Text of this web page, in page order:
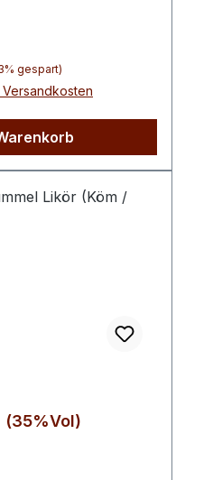
aromatischen
Grundlage des
ihrer fruchtigen
gespart)
(35%Vol)